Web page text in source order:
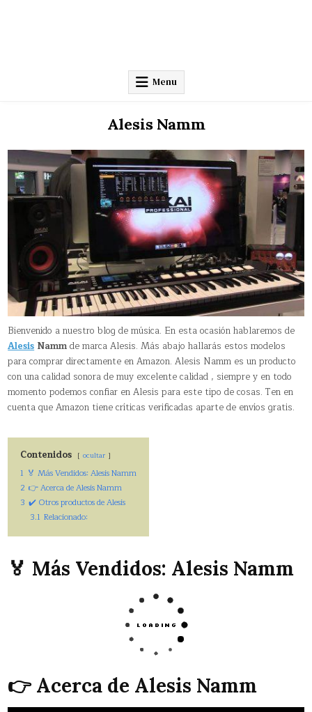
Menu
Alesis Namm
Bienvenido a nuestro blog de música. En esta ocasión hablaremos de
AlesisNammde marca Alesis. Más abajo hallarás estos modelos
para comprar directamente en Amazon. Alesis Namm es un producto
con una calidad sonora de muy excelente calidad , siempre y en todo
momento podemos confiar en Alesis para este tipo de cosas. Ten en
cuenta que Amazon tiene críticas verificadas aparte de envíos gratis.
Contenidos ocultar
1 🏅 Más Vendidos: Alesis Namm
2 👉 Acerca de Alesis Namm
3 ✔️ Otros productos de Alesis
3.1 Relacionado:
🏅 Más Vendidos: Alesis Namm
👉 Acerca de Alesis Namm